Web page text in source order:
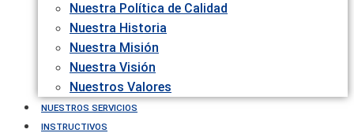
Nuestra Política de Calidad
Nuestra Historia
Nuestra Misión
Nuestra Visión
Nuestros Valores
NUESTROS SERVICIOS
INSTRUCTIVOS